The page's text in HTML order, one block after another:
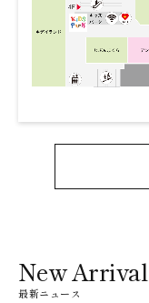
New Arrival
最新ニュース